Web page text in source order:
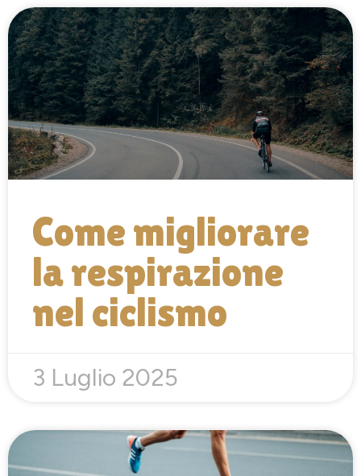
Come migliorare
la respirazione
nel ciclismo
3 Luglio 2025